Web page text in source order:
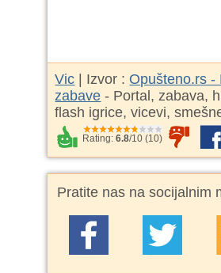
Vic | Izvor : Opušteno.rs -
zabave - Portal, zabava,
flash igrice, vicevi,
Rating:6.8/10 (10)
Pratite nas na socijalnim